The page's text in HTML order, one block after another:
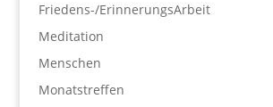
Friedens-/ErinnerungsArbeit
Meditation
Menschen
Monatstreffen